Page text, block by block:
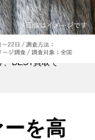
BEST買取で
を高